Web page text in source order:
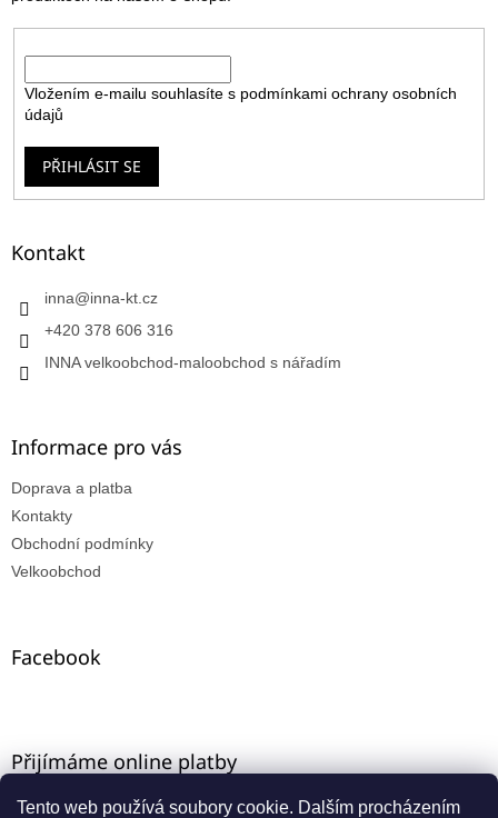
Tento web používá soubory cookie. Dalším procházením
Vložením e-mailu souhlasíte s podmínkami ochrany osobních
údajů
PŘIHLÁSIT SE
Kontakt
inna@inna-kt.cz
+420 378 606 316
INNA velkoobchod-maloobchod s nářadím
Informace pro vás
Doprava a platba
Kontakty
Obchodní podmínky
Velkoobchod
Facebook
Přijímáme online platby